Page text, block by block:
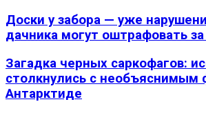
Доски у забора — уже
дачника могут оштрафовать
Загадка черных саркофагов:
столкнулись с необъяснимым
Антарктиде